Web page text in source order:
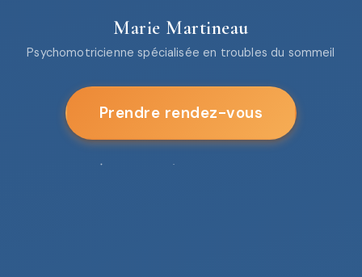
Marie Martineau
Psychomotricienne spécialisée en troubles du sommeil
Prendre rendez-vous